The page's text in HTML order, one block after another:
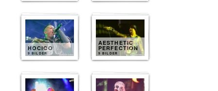
HOCICO
9 BILDER
AESTHETIC
PERFECTION
9 BILDER